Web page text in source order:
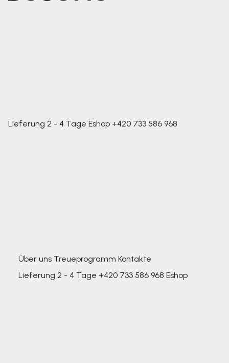
Lieferung 2 - 4 Tage Eshop +420 733 586 968
Über uns Treueprogramm Kontakte
Lieferung 2 - 4 Tage +420 733 586 968 Eshop